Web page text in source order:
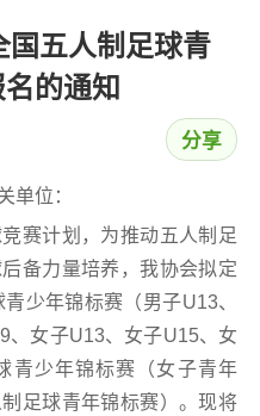
国五人制足球青
的通知
分享
单位：
计划，为推动五人制足
备力量培养，我协会拟定
少年锦标赛（男子U13、
、女子U13、女子U15、女
青少年锦标赛（女子青年
足球青年锦标赛）。现将